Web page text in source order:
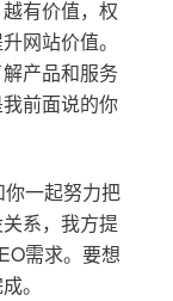
有价值，权
网站价值。
产品和服务
前面说的你
一起努力把
系，我方提
需求。要想
。